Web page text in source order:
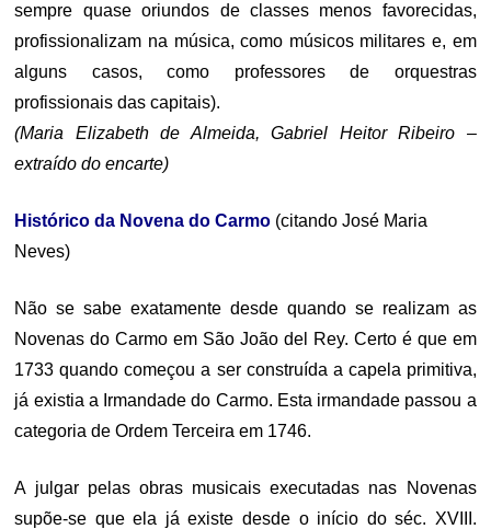
sempre quase oriundos de classes menos favorecidas,
profissionalizam na música, como músicos militares e, em
alguns casos, como professores de orquestras
profissionais das capitais).
(Maria Elizabeth de Almeida, Gabriel Heitor Ribeiro –
extraído do encarte)
Histórico da Novena do Carmo (citando José Maria
Neves)
Não se sabe exatamente desde quando se realizam as
Novenas do Carmo em São João del Rey. Certo é que em
1733 quando começou a ser construída a capela primitiva,
já existia a Irmandade do Carmo. Esta irmandade passou a
categoria de Ordem Terceira em 1746.
A julgar pelas obras musicais executadas nas Novenas
supõe-se que ela já existe desde o início do séc. XVIII.